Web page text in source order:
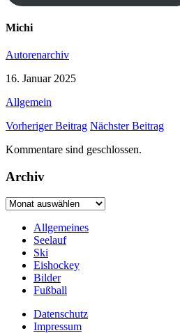
Michi
Autorenarchiv
16. Januar 2025
Allgemein
Vorheriger Beitrag Nächster Beitrag
Kommentare sind geschlossen.
Archiv
Archiv
Allgemeines
Seelauf
Ski
Eishockey
Bilder
Fußball
Datenschutz
Impressum